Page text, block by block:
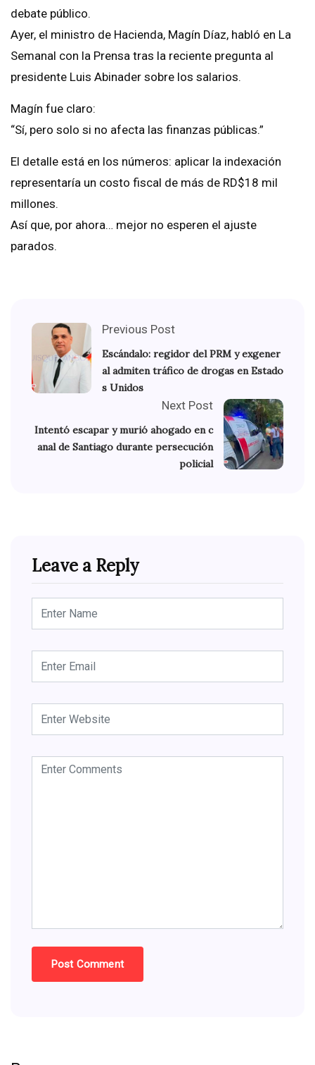
debate público.
Ayer, el ministro de Hacienda, Magín Díaz, habló en La
Semanal con la Prensa tras la reciente pregunta al
presidente Luis Abinader sobre los salarios.
Magín fue claro:
“Sí, pero solo si no afecta las finanzas públicas.”
El detalle está en los números: aplicar la indexación
representaría un costo fiscal de más de RD$18 mil
millones.
Así que, por ahora… mejor no esperen el ajuste
parados.
Previous Post
Escándalo: regidor del PRM y exgener
al admiten tráfico de drogas en Estado
s Unidos
Next Post
Intentó escapar y murió ahogado en c
anal de Santiago durante persecución
policial
Leave a Reply